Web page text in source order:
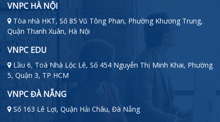
VNPC HÀ NỘI
Tòa nhà HKT, Số 85 Vũ Tông Phan, Phường Khương Trung,
Quận Thanh Xuân, Hà Nội
VNPC EDU
Lầu 6, Toà Nhà Lộc Lê, Số 454 Nguyễn Thị Minh Khai, Phường
5, Quận 3, TP HCM
VNPC ĐÀ NẴNG
Số 163 Lê Lợi, Quận Hải Châu, Đà Nẵng